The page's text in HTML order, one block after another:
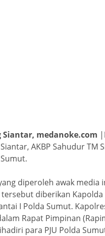
Siantar, medanoke.com
AKBP Sahudur TM
diperoleh awak media
tersebut diberikan
I Polda Sumut.
Rapat Pimpinan
para PJU Polda